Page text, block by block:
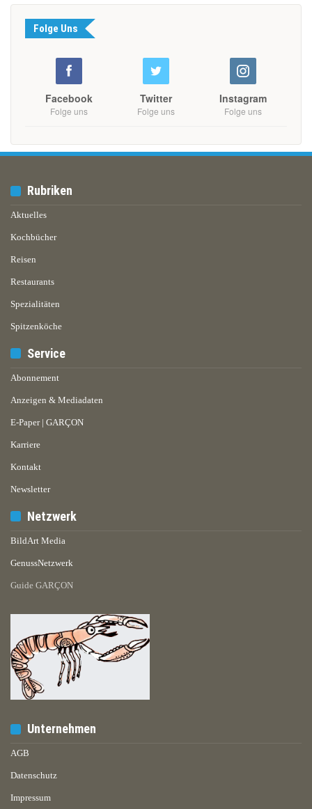
Folge Uns
Facebook
Folge uns
Twitter
Folge uns
Instagram
Folge uns
Rubriken
Aktuelles
Kochbücher
Reisen
Restaurants
Spezialitäten
Spitzenköche
Service
Abonnement
Anzeigen & Mediadaten
E-Paper | GARÇON
Karriere
Kontakt
Newsletter
Netzwerk
BildArt Media
GenussNetzwerk
Guide GARÇON
Unternehmen
AGB
Datenschutz
Impressum